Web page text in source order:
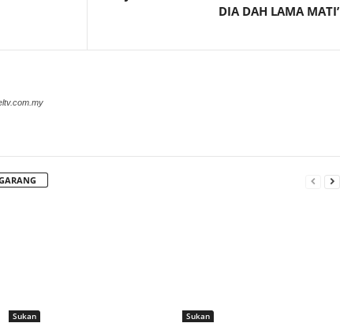
DIA DAH LAMA MATI’
Sukan Sukan